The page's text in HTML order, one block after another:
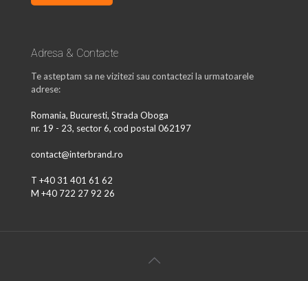
Adresa & Contacte
Te asteptam sa ne vizitezi sau contactezi la urmatoarele
adrese:
Romania, Bucuresti, Strada Oboga
nr. 19 - 23, sector 6, cod postal 062197
contact@interbrand.ro
T +40 31 401 61 62
M +40 722 27 92 26